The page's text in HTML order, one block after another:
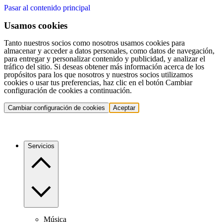
Pasar al contenido principal
Usamos cookies
Tanto nuestros socios como nosotros usamos cookies para
almacenar y acceder a datos personales, como datos de navegación,
para entregar y personalizar contenido y publicidad, y analizar el
tráfico del sitio. Si deseas obtener más información acerca de los
propósitos para los que nosotros y nuestros socios utilizamos
cookies o usar tus preferencias, haz clic en el botón Cambiar
configuración de cookies a continuación.
Cambiar configuración de cookies Aceptar
Servicios
Música